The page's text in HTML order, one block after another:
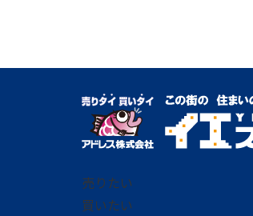
売りたい
買いたい